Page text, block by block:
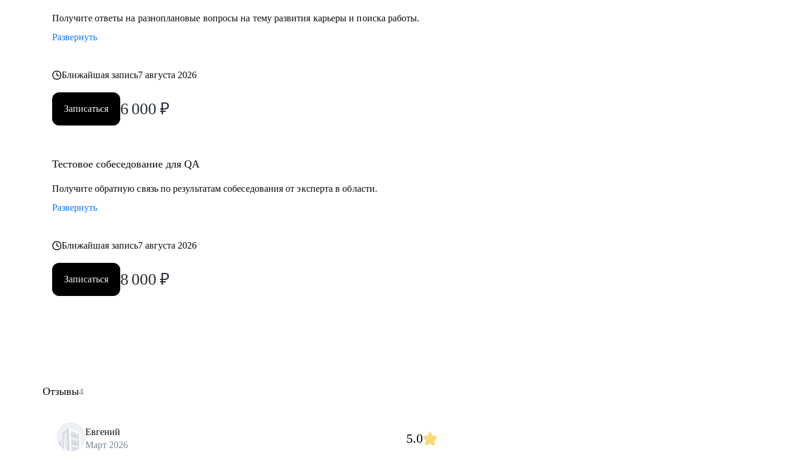
Получите ответы на разноплановые вопросы на тему развития карьеры и поиска работы.
Развернуть
Ближайшая запись7 августа 2026
Записаться 6 000 ₽
Тестовое собеседование для QA
Получите обратную связь по результатам собеседования от эксперта в области.
Развернуть
Ближайшая запись7 августа 2026
Записаться 8 000 ₽
Отзывы4
Евгений
Март 2026
5.0